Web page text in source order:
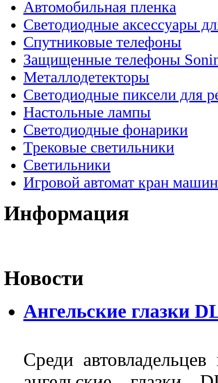
Автомобильная пленка
Светодиодные аксессуары
Спутниковые телефоны
Защищенные телефоны
Металлодетекторы
Светодиодные пиксели для
Настольные лампы
Светодиодные фонарики
Трековые светильники
Светильники
Игровой автомат кран
Информация
Новости
Ангельские глазки
Среди